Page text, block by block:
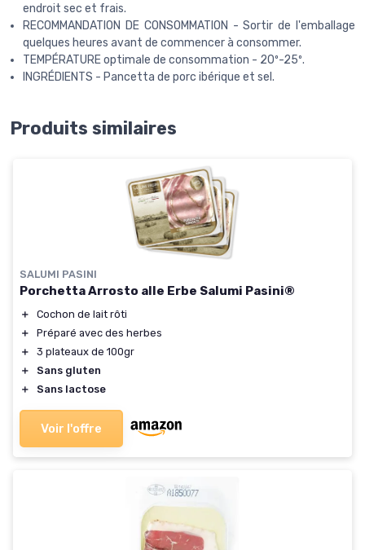
endroit sec et frais.
RECOMMANDATION DE CONSOMMATION - Sortir de l'emballage
quelques heures avant de commencer à consommer.
TEMPÉRATURE optimale de consommation - 20º-25º.
INGRÉDIENTS - Pancetta de porc ibérique et sel.
Produits similaires
SALUMI PASINI
Porchetta Arrosto alle Erbe Salumi Pasini®
＋
Cochon de lait rôti
＋
Préparé avec des herbes
＋
3 plateaux de 100gr
＋
Sans gluten
＋
Sans lactose
Voir l'offre